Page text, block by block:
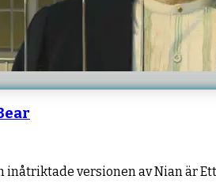
versionen av Nian är